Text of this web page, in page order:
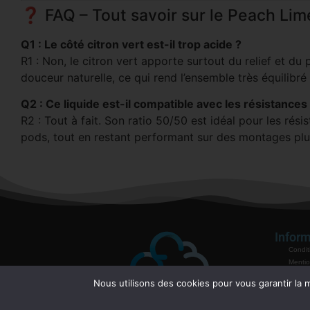
❓ FAQ – Tout savoir sur le Peach
Q1 : Le côté citron vert est-il trop acide ?
R1 : Non, le citron vert apporte surtout du relief et du
douceur naturelle, ce qui rend l’ensemble très
Q2 : Ce liquide est-il compatible avec les résistances
R2 : Tout à fait. Son ratio 50/50 est idéal pour les
pods, tout en restant performant sur des montages
Mode
Nous utilisons des cookies pour vous garantir